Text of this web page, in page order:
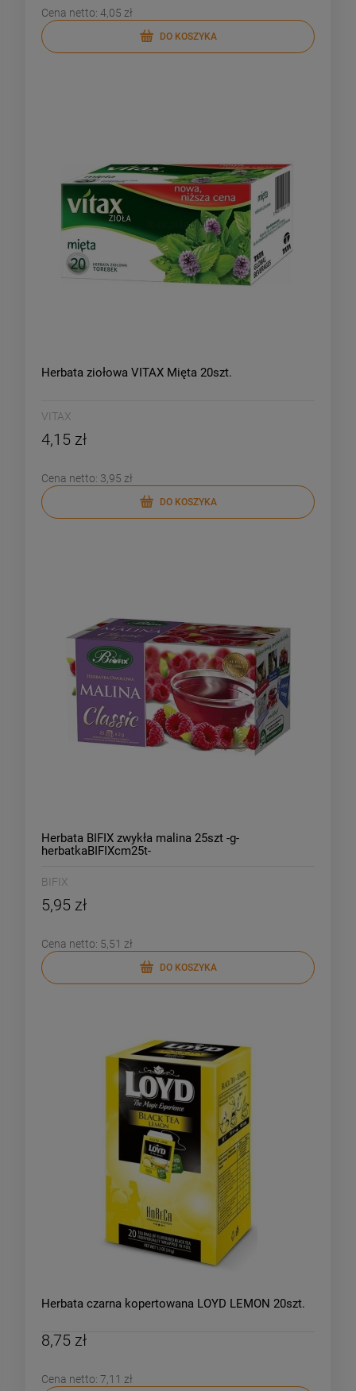
Cena netto: 4,05 zł
DO KOSZYKA
Herbata ziołowa VITAX Mięta 20szt.
VITAX
4,15 zł
Cena netto: 3,95 zł
DO KOSZYKA
Herbata BIFIX zwykła malina 25szt -g-
herbatkaBIFIXcm25t-
BIFIX
5,95 zł
Cena netto: 5,51 zł
DO KOSZYKA
Herbata czarna kopertowana LOYD LEMON 20szt.
8,75 zł
Cena netto: 7,11 zł